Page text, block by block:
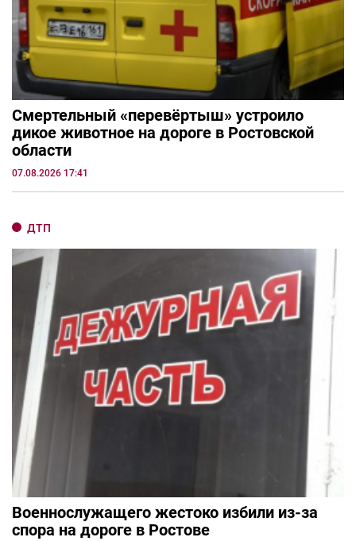
Смертельный «перевёртыш» устроило
дикое животное на дороге в Ростовской
области
07.08.2026 17:41
ДТП
Военнослужащего жестоко избили из-за
спора на дороге в Ростове